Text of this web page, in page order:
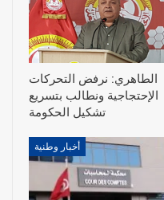
الطاهري: نرفض التحركات
الإحتجاجية ونطالب بتسريع
أخبار وطنية